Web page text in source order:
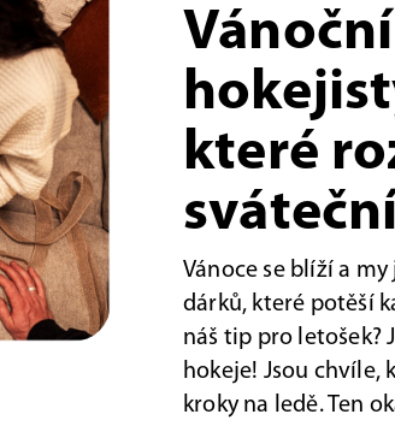
které
Vánoce se blíží a
dárků, které potěší
náš tip pro letošek?
hokeje! Jsou chvíle,
kroky na ledě. Ten